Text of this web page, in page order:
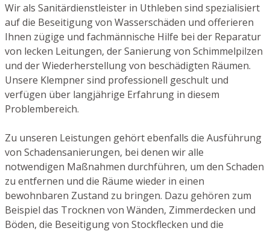
Wir als Sanitärdienstleister in Uthleben sind spezialisiert
auf die Beseitigung von Wasserschäden und offerieren
Ihnen zügige und fachmännische Hilfe bei der Reparatur
von lecken Leitungen, der Sanierung von Schimmelpilzen
und der Wiederherstellung von beschädigten Räumen.
Unsere Klempner sind professionell geschult und
verfügen über langjährige Erfahrung in diesem
Problembereich.
Zu unseren Leistungen gehört ebenfalls die Ausführung
von Schadensanierungen, bei denen wir alle
notwendigen Maßnahmen durchführen, um den Schaden
zu entfernen und die Räume wieder in einen
bewohnbaren Zustand zu bringen. Dazu gehören zum
Beispiel das Trocknen von Wänden, Zimmerdecken und
Böden, die Beseitigung von Stockflecken und die